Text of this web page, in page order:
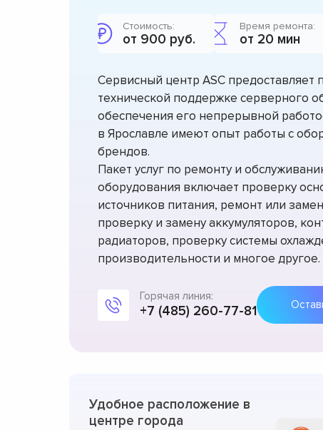
Стоимость:
от 900 руб.
Время ремонта:
от 20 мин
Сервисный центр ASC предоставляет
технической поддержке серверного
обеспечения его непрерывной
в Ярославле имеют опыт работы с
брендов.
Пакет услуг по ремонту и
оборудования включает проверку
источников питания, ремонт или
проверку и замену аккумуляторов,
радиаторов, проверку системы
производительности и многое другое.
Горячая линия:
+7 (485) 260-77-81
Удобное расположение в
центре города